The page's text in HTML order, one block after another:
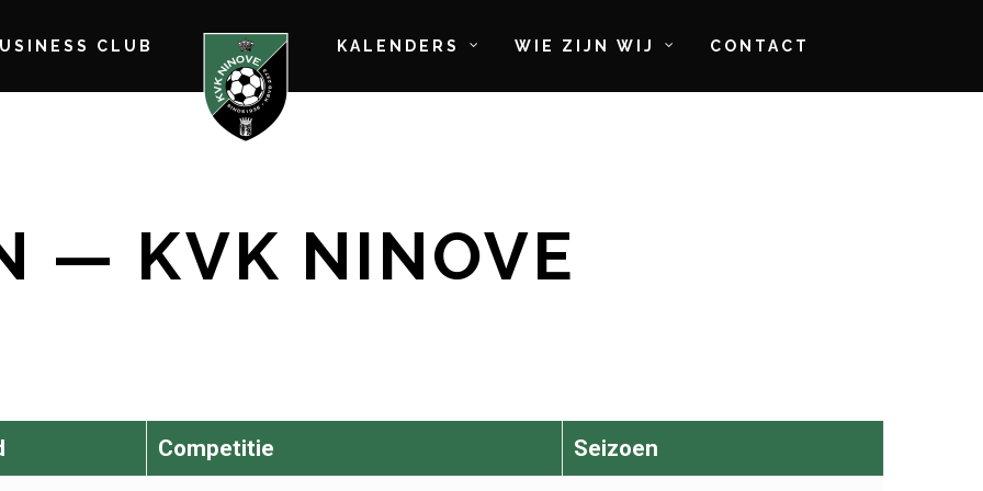
CLUB KALENDERS WIE ZIJN WIJ CONTACT
— KVK NINOVE
Competitie Seizoen